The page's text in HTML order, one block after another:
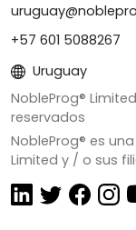
+57 601 5088267
Uruguay
NobleProg®
reservados
NobleProg® es
Limited y / o sus